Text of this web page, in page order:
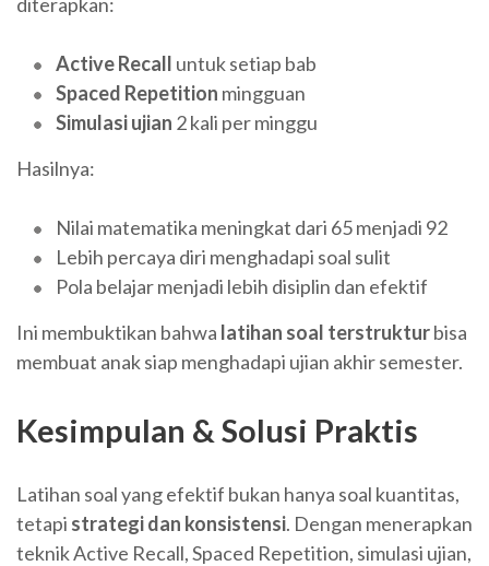
Active Recall untuk setiap bab
Spaced Repetition mingguan
Simulasi ujian 2 kali per minggu
Hasilnya:
Nilai matematika meningkat dari 65 menjadi 92
Lebih percaya diri menghadapi soal sulit
Pola belajar menjadi lebih disiplin dan efektif
Ini membuktikan bahwa latihan soal terstrukturbisa
membuat anak siap menghadapi ujian akhir semester.
Kesimpulan & Solusi Praktis
Latihan soal yang efektif bukan hanya soal kuantitas,
tetapi strategi dan konsistensi. Dengan menerapkan
teknik Active Recall, Spaced Repetition, simulasi ujian,